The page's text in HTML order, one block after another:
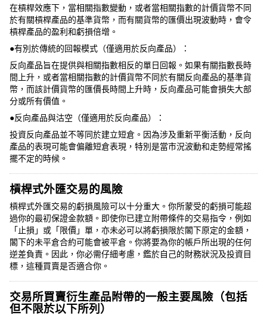
在槓桿效應下，當相關指數變動，或者當相關指數的計價貨幣不同
於有關槓桿產品的基準貨幣，而有關貨幣的匯價出現波動時，會令
槓桿產品的盈利和虧損倍增。
●有別於傳統的回報模式（僅適用於反向產品）：
反向產品旨在提供與相關指數相反的單日回報。如果有關指數長時
間上升，或者當相關指數的計價貨幣不同於有關反向產品的基準貨
幣，而該計價貨幣的匯價長時間上升時，反向產品可能會損失大部
分或所有價值。
●反向產品與沽空（僅適用於反向產品）：
投資反向產品並不等同於建立短倉。因為涉及重新平衡活動，反向
產品的表現可能會偏離短倉表現，特別是當市況波動和走勢經常搖
擺不定的時候。
槓桿式外匯交易的風險
槓桿式外匯交易的虧損風險可以十分重大。你所蒙受的虧損可能超
過你的最初保證金款額。即使你已建立附帶條件的交易指令，例如
「止損」或「限價」單，亦未必可以將虧損限於閣下原定的金額，
閣下的未平倉合約可能會被平倉。你將要為你的帳戶所出現的任何
逆差負責。因此，你必需仔細考慮，鑑於自己的財務狀況及投資目
標，這種買賣是否適合你。
交易所買賣衍生產品附帶的一般主要風險（包括
但不限於以下所列）